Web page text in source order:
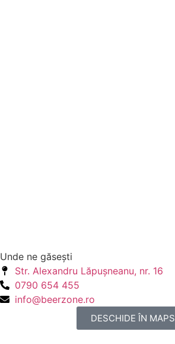
Unde ne găseşti
Str. Alexandru Lăpuşneanu, nr. 16
0790 654 455
info@beerzone.ro
DESCHIDE ÎN MAPS